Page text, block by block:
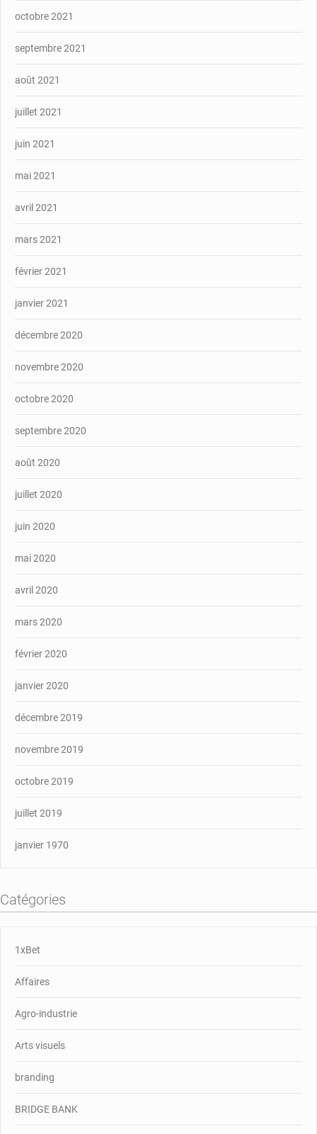
octobre 2021
septembre 2021
août 2021
juillet 2021
juin 2021
mai 2021
avril 2021
mars 2021
février 2021
janvier 2021
décembre 2020
novembre 2020
octobre 2020
septembre 2020
août 2020
juillet 2020
juin 2020
mai 2020
avril 2020
mars 2020
février 2020
janvier 2020
décembre 2019
novembre 2019
octobre 2019
juillet 2019
janvier 1970
Catégories
1xBet
Affaires
Agro-industrie
Arts visuels
branding
BRIDGE BANK